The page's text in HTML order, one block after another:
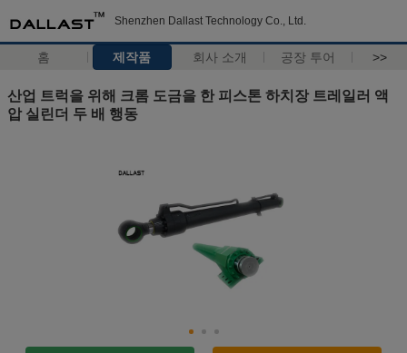
Shenzhen Dallast Technology Co., Ltd.
홈 제작품 회사 소개 공장 투어 >>
산업 트럭을 위해 크롬 도금을 한 피스톤 하치장 트레일러 액
압 실린더 두 배 행동